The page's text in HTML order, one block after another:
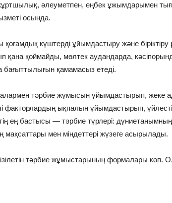
әлеуметпен, еңбек ұжымдарымен
осында.
күштерді ұйымдастыру және
қана қоймайды, мөлтек аудандарда,
қамамасыз етеді.
тәрбие жұмысын ұйымдастырып, жеке
ықпалын ұйымдастырып,
ең бастысы — тәрбие түрлері:
мақсаттары мен міндеттері жүзеге асырылады.
тәрбие жұмыстарының формалары көп.